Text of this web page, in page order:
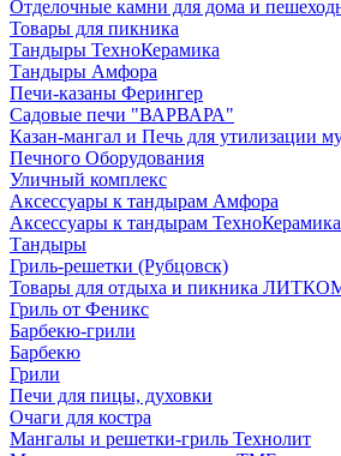
Отделочные камни для дома и
Товары для пикника
Тандыры ТехноКерамика
Тандыры Амфора
Печи-казаны Ферингер
Садовые печи "ВАРВАРА"
Казан-мангал и Печь для утилизации
Печного Оборудования
Уличный комплекс
Аксессуары к тандырам Амфора
Аксессуары к тандырам ТехноКерамика
Тандыры
Гриль-решетки (Рубцовск)
Товары для отдыха и пикника
Гриль от Феникс
Барбекю-грили
Барбекю
Грили
Печи для пицы, духовки
Очаги для костра
Мангалы и решетки-гриль Технолит